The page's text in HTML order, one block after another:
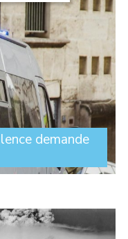
demande
devant